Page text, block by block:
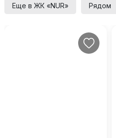
Еще в ЖК «NUR» Рядом